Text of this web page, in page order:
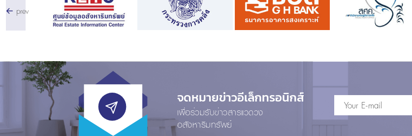
prev
จดหมายข่าวอีเล็กทรอนิกส์
เพื่อร่วมรับข่าวสารแวดวง
อสังหาริมทรัพย์